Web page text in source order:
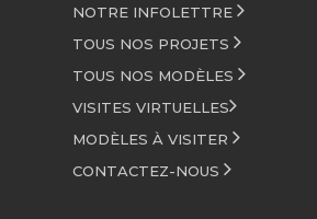
NOTRE INFOLETTRE
TOUS NOS PROJETS
TOUS NOS MODÈLES
VISITES VIRTUELLES
MODÈLES À VISITER
CONTACTEZ-NOUS